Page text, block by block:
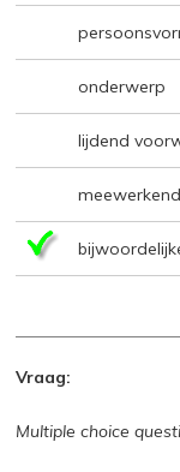
onderwerp
lijdend
Vraag:
Multiple choice